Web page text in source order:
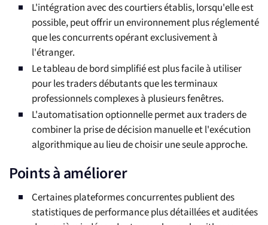
L'intégration avec des courtiers établis, lorsqu'elle est
possible, peut offrir un environnement plus réglementé
que les concurrents opérant exclusivement à
l'étranger.
Le tableau de bord simplifié est plus facile à utiliser
pour les traders débutants que les terminaux
professionnels complexes à plusieurs fenêtres.
L'automatisation optionnelle permet aux traders de
combiner la prise de décision manuelle et l'exécution
algorithmique au lieu de choisir une seule approche.
Points à améliorer
Certaines plateformes concurrentes publient des
statistiques de performance plus détaillées et auditées